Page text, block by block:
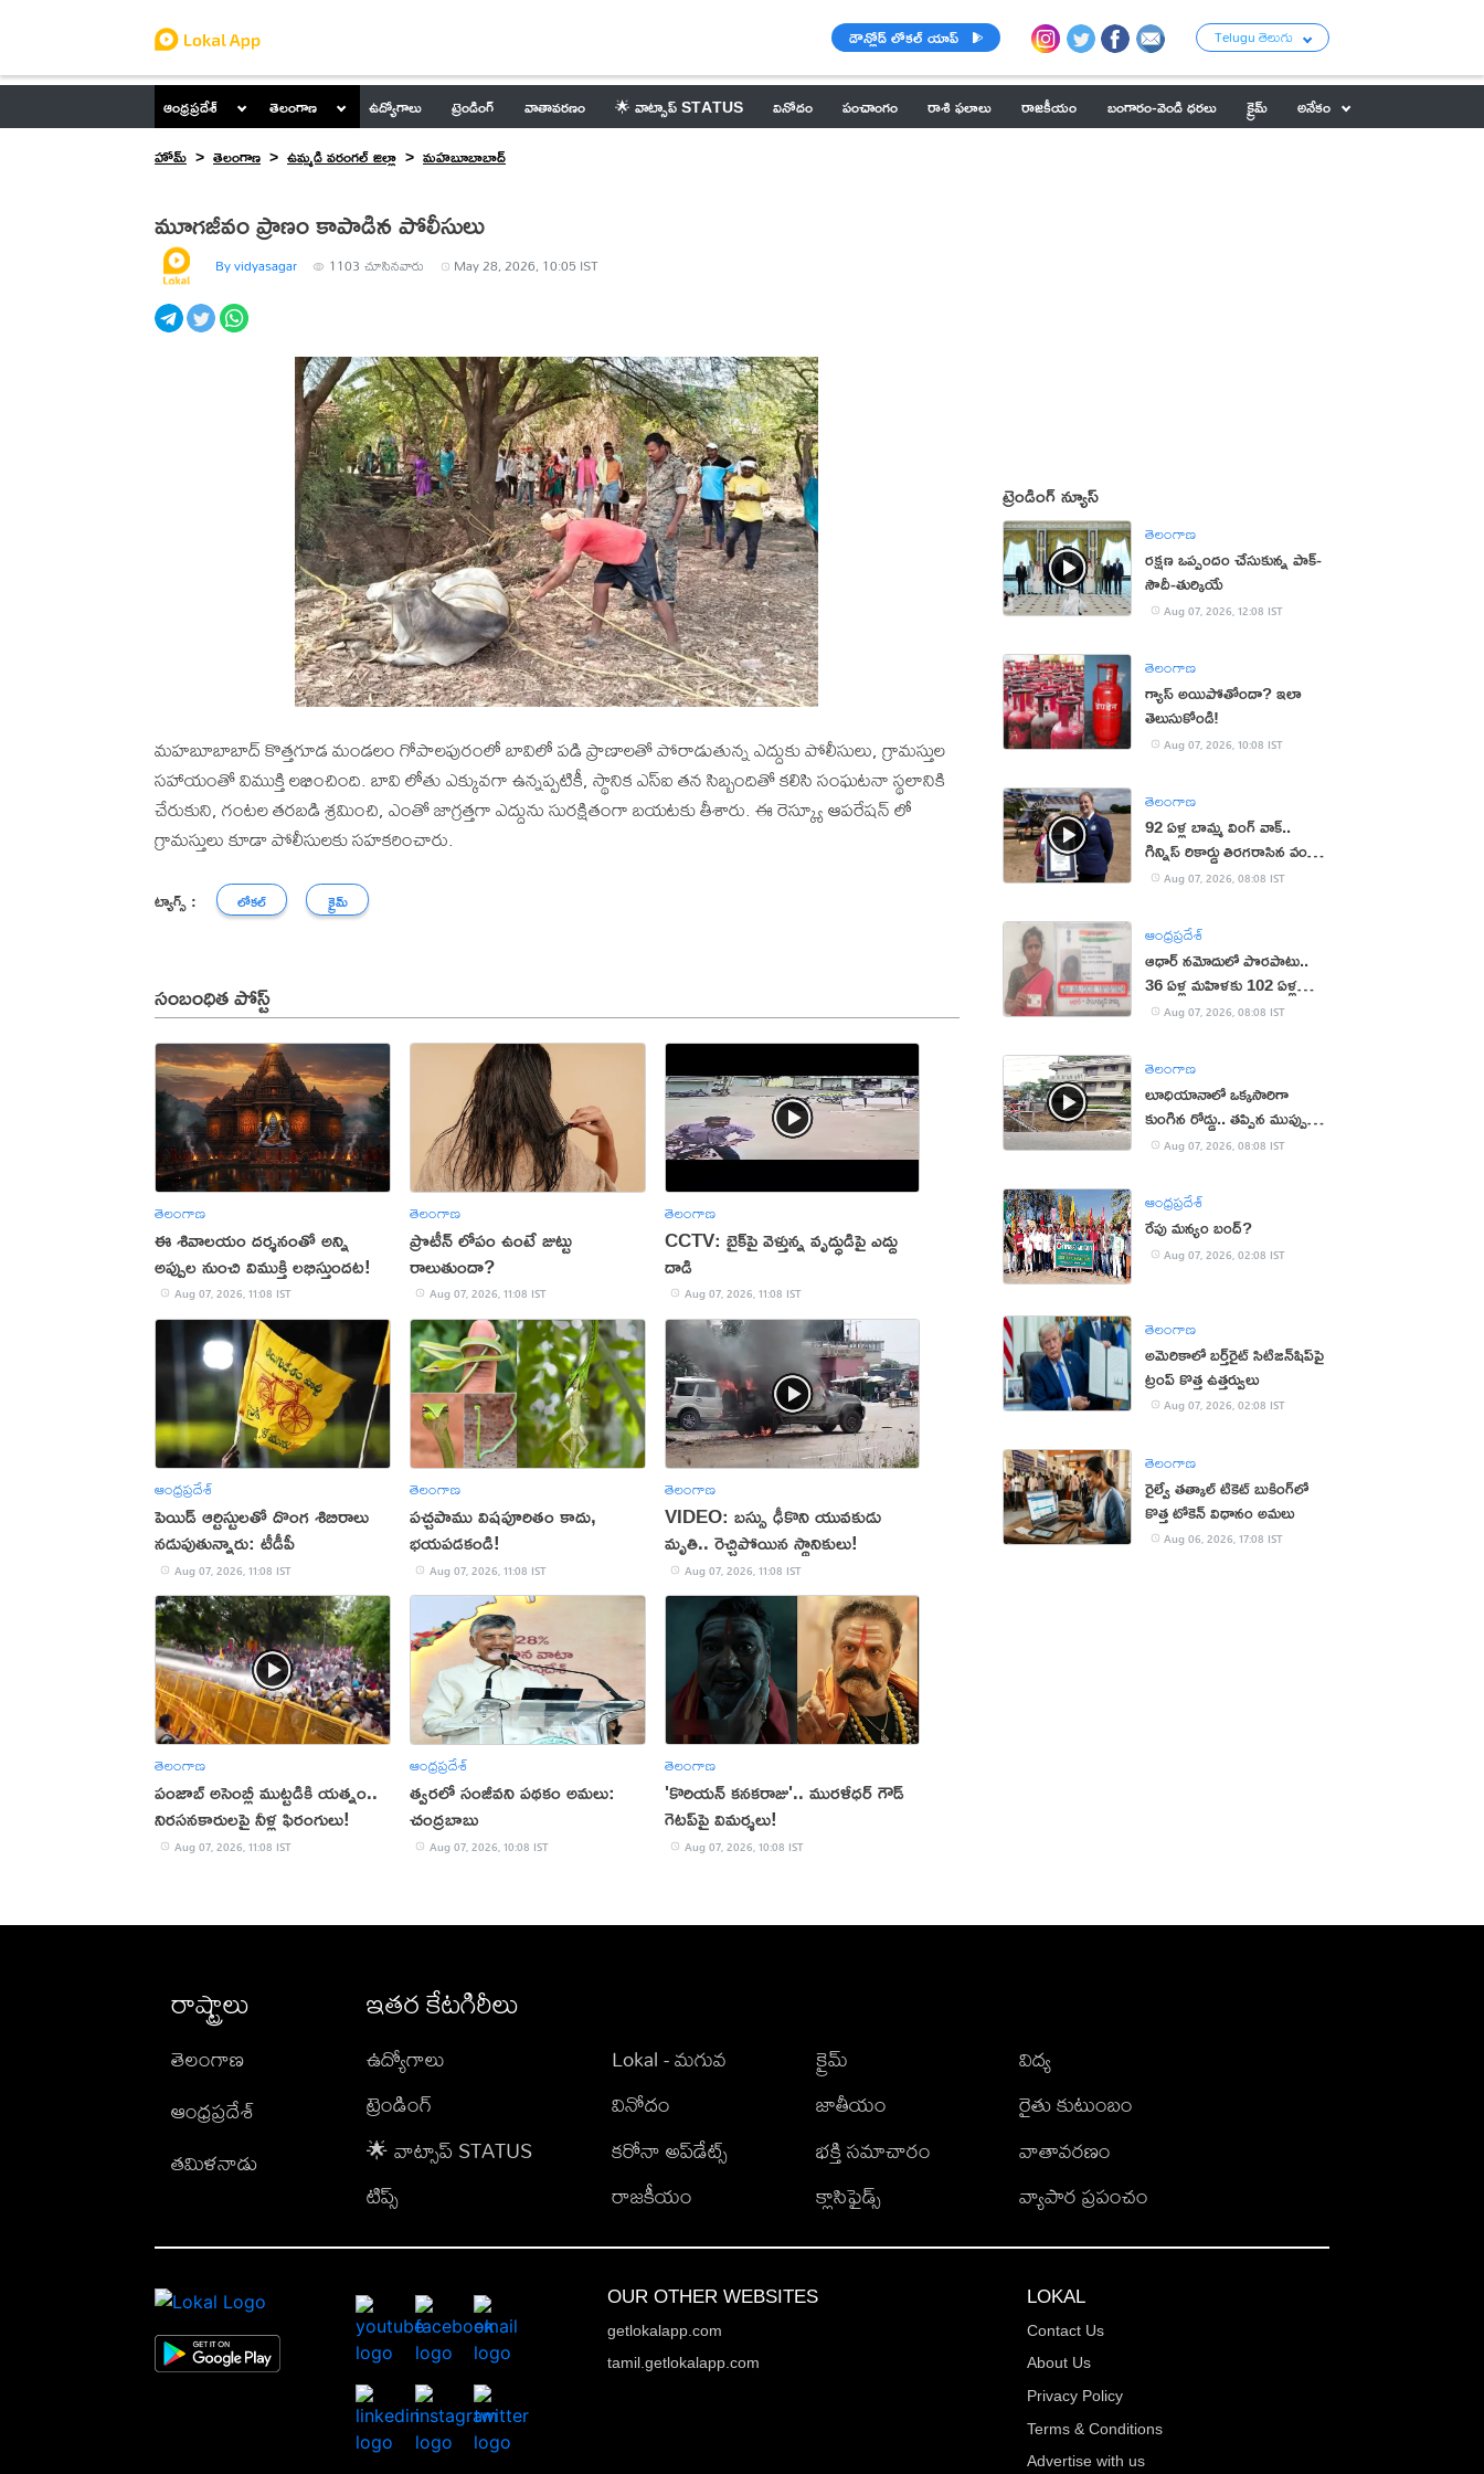
డౌన్లోడ్ లోకల్ యాప్ Telugu తెలుగు
ఆంధ్రప్రదేశ్ తెలంగాణ ఉద్యోగాలు ట్రెండింగ్ వాతావరణం 🌟 వాట్సాప్ STATUS వినోదం పంచాంగం రాశి ఫలాలు రాజకీయం బంగారం-వెండి ధరలు క్రైమ్
అనేకం
హోమ్
తెలంగాణ ఉమ్మడి వరంగల్ జిల్లా మహబూబాబాద్
మూగజీవం ప్రాణం కాపాడిన పోలీసులు
By vidyasagar 1103 చూసినవారు May 28, 2026, 10:05 IST
మహబూబాబాద్ కొత్తగూడ మండలం గోపాలపురంలో బావిలో పడి ప్రాణాలతో పోరాడుతున్న ఎద్దుకు పోలీసులు, గ్రామస్తుల
సహాయంతో విముక్తి లభించింది. బావి లోతు ఎక్కువగా ఉన్నప్పటికీ, స్థానిక ఎస్ఐ తన సిబ్బందితో కలిసి సంఘటనా స్థలానికి
చేరుకుని, గంటల తరబడి శ్రమించి, ఎంతో జాగ్రత్తగా ఎద్దును సురక్షితంగా బయటకు తీశారు. ఈ రెస్క్యూ ఆపరేషన్ లో
గ్రామస్తులు కూడా పోలీసులకు సహకరించారు.
ట్యాగ్స్ : లోకల్ క్రైమ్
సంబంధిత పోస్ట్
తెలంగాణ
ఈ శివాలయం దర్శనంతో అన్ని
అప్పుల నుంచి విముక్తి లభిస్తుందట!
Aug 07, 2026, 11:08 IST
తెలంగాణ
ప్రొటీన్ లోపం ఉంటే జుట్టు
రాలుతుందా?
Aug 07, 2026, 11:08 IST
తెలంగాణ
CCTV: బైక్‌పై వెళ్తున్న వృద్ధుడిపై ఎద్దు
దాడి
Aug 07, 2026, 11:08 IST
ఆంధ్రప్రదేశ్
పెయిడ్ ఆర్టిస్టులతో దొంగ శిబిరాలు
నడుపుతున్నారు: టీడీపీ
Aug 07, 2026, 11:08 IST
తెలంగాణ
పచ్చపాము విషపూరితం కాదు,
భయపడకండి!
Aug 07, 2026, 11:08 IST
తెలంగాణ
VIDEO: బస్సు ఢీకొని యువకుడు
మృతి.. రెచ్చిపోయిన స్థానికులు!
Aug 07, 2026, 11:08 IST
తెలంగాణ
పంజాబ్ అసెంబ్లీ ముట్టడికి యత్నం..
నిరసనకారులపై నీళ్ల ఫిరంగులు!
Aug 07, 2026, 11:08 IST
ఆంధ్రప్రదేశ్
త్వరలో సంజీవని పథకం అమలు:
చంద్రబాబు
Aug 07, 2026, 10:08 IST
తెలంగాణ
'కొరియన్ కనకరాజు'.. మురళీధర్ గౌడ్
గెటప్‌పై విమర్శలు!
Aug 07, 2026, 10:08 IST
ట్రెండింగ్ న్యూస్
తెలంగాణ
రక్షణ ఒప్పందం చేసుకున్న పాక్‌-
సౌదీ-తుర్కియే
Aug 07, 2026, 12:08 IST
తెలంగాణ
గ్యాస్ అయిపోతోందా? ఇలా
తెలుసుకోండి!
Aug 07, 2026, 10:08 IST
తెలంగాణ
92 ఏళ్ల బామ్మ వింగ్ వాక్..
గిన్నిస్ రికార్డు తిరగరాసిన వండర్
ఉమెన్Aug 07, 2026, 08:08 IST
ఆంధ్రప్రదేశ్
ఆధార్‌ నమోదులో పొరపాటు..
36 ఏళ్ల మహిళకు 102 ఏళ్ల
వయసు!
Aug 07, 2026, 08:08 IST
తెలంగాణ
లూధియానాలో ఒక్కసారిగా
కుంగిన రోడ్డు.. తప్పిన ముప్పు
(వీడియో)
Aug 07, 2026, 08:08 IST
ఆంధ్రప్రదేశ్
రేపు మన్యం బంద్‌?
Aug 07, 2026, 02:08 IST
తెలంగాణ
అమెరికాలో బర్త్‌రైట్ సిటిజన్‌షిప్‌పై
ట్రంప్ కొత్త ఉత్తర్వులు
Aug 07, 2026, 02:08 IST
తెలంగాణ
రైల్వే తత్కాల్ టికెట్ బుకింగ్‌లో
కొత్త టోకెన్ విధానం అమలు
Aug 06, 2026, 17:08 IST
రాష్ట్రాలు
తెలంగాణ
ఆంధ్రప్రదేశ్
తమిళనాడు
ఇతర కేటగిరీలు
ఉద్యోగాలు
ట్రెండింగ్
🌟 వాట్సాప్ STATUS
టిప్స్
Lokal - మగువ
వినోదం
కరోనా అప్‌డేట్స్
రాజకీయం
క్రైమ్
జాతీయం
భక్తి సమాచారం
క్లాసిఫైడ్స్
విద్య
రైతు కుటుంబం
వాతావరణం
వ్యాపార ప్రపంచం
OUR OTHER WEBSITES
getlokalapp.com
tamil.getlokalapp.com
LOKAL
Contact Us
About Us
Privacy Policy
Terms & Conditions
Advertise with us